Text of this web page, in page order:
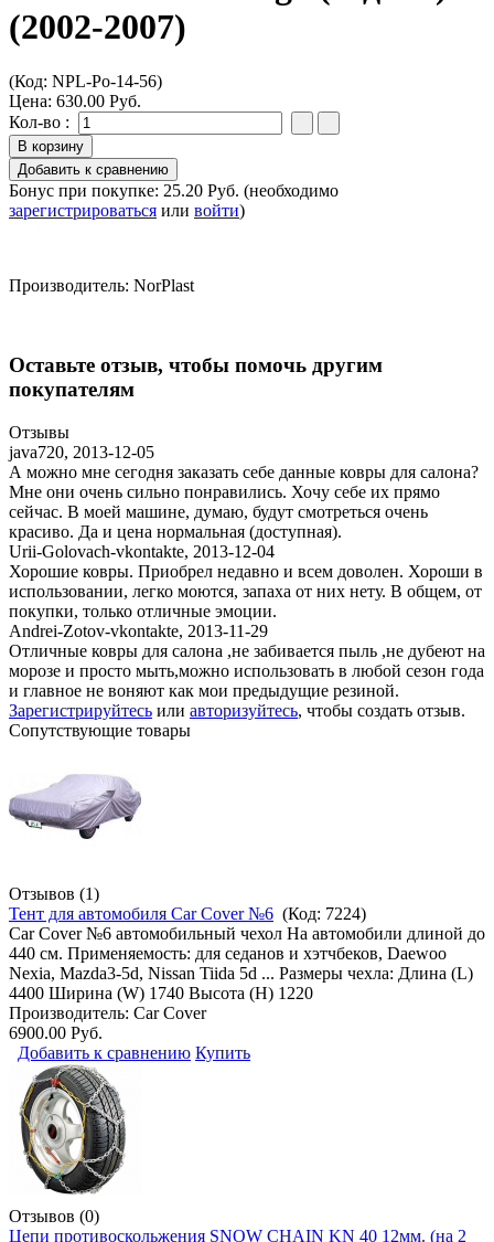
(2002-2007)
(Код: NPL-Po-14-56)
Цена: 630.00 Руб.
Кол-во :
Бонус при покупке: 25.20 Руб. (необходимо
зарегистрироваться или войти)
Производитель: NorPlast
Оставьте отзыв, чтобы помочь другим
покупателям
Отзывы
java720, 2013-12-05
А можно мне сегодня заказать себе данные ковры для салона?
Мне они очень сильно понравились. Хочу себе их прямо
сейчас. В моей машине, думаю, будут смотреться очень
красиво. Да и цена нормальная (доступная).
Urii-Golovach-vkontakte, 2013-12-04
Хорошие ковры. Приобрел недавно и всем доволен. Хороши в
использовании, легко моются, запаха от них нету. В общем, от
покупки, только отличные эмоции.
Andrei-Zotov-vkontakte, 2013-11-29
Отличные ковры для салона ,не забивается пыль ,не дубеют на
морозе и просто мыть,можно использовать в любой сезон года
и главное не воняют как мои предыдущие резиной.
Зарегистрируйтесь или авторизуйтесь, чтобы создать отзыв.
Сопутствующие товары
Отзывов (1)
Тент для автомобиля Car Cover №6 (Код: 7224)
Car Cover №6 автомобильный чехол На автомобили длиной до
440 см. Применяемость: для седанов и хэтчбеков, Daewoo
Nexia, Mazda3-5d, Nissan Tiida 5d ... Размеры чехла: Длина (L)
4400 Ширина (W) 1740 Высота (H) 1220
Производитель: Car Cover
6900.00 Руб.
Добавить к сравнению Купить
Отзывов (0)
Цепи противоскольжения SNOW CHAIN KN 40 12мм. (на 2